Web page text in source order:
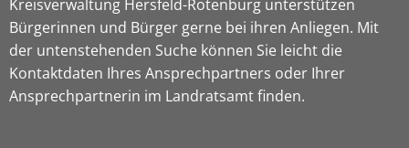
Kreisverwaltung Hersfeld-Rotenburg unterstützen
Bürgerinnen und Bürger gerne bei ihren Anliegen. Mit
der untenstehenden Suche können Sie leicht die
Kontaktdaten Ihres Ansprechpartners oder Ihrer
Ansprechpartnerin im Landratsamt finden.